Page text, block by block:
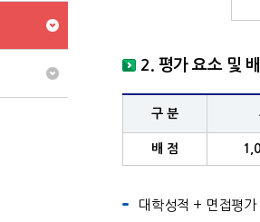
2. 평가 요소 및
구 분
배 점
대학성적 + 면접평